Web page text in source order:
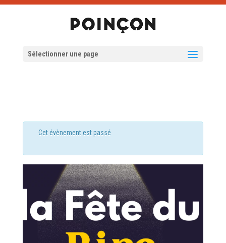
Sélectionner une page
Cet évènement est passé